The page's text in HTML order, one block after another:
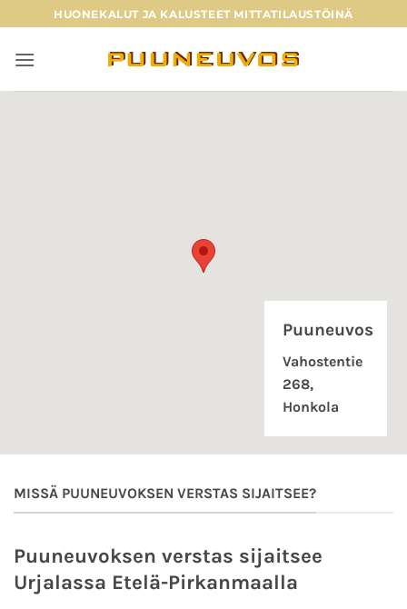
content
HUONEKALUT JA KALUSTEET MITTATILAUSTÖINÄ
Puuneuvos
Vahostentie
268,
Honkola
MISSÄ PUUNEUVOKSEN VERSTAS SIJAITSEE?
Puuneuvoksen verstas sijaitsee
Urjalassa Etelä-Pirkanmaalla